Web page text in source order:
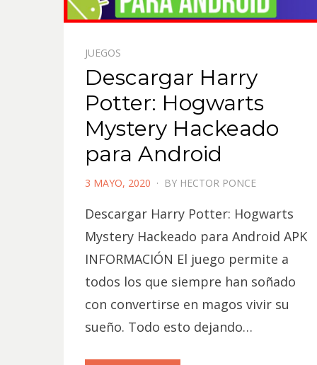
JUEGOS
Descargar Harry
Potter: Hogwarts
Mystery Hackeado
para Android
POSTED
3 MAYO, 2020 BY HECTOR PONCE
Descargar Harry Potter: Hogwarts
Mystery Hackeado para Android APK
INFORMACIÓN El juego permite a
todos los que siempre han soñado
con convertirse en magos vivir su
sueño. Todo esto dejando…